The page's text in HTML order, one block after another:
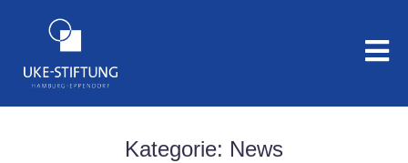
Kategorie: News